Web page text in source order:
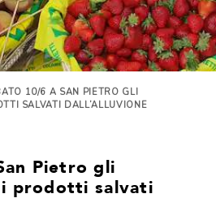
10/6 A SAN PIETRO GLI
SALVATI DALL’ALLUVIONE
Pietro gli
prodotti salvati